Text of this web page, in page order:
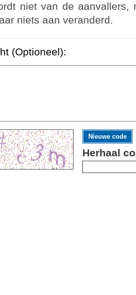
niet van de aanvallers,
niets aan veranderd.
(Optioneel):
Nieuwe code
Herhaal